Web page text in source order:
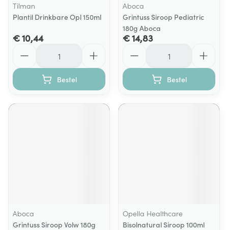
Tilman
Plantil Drinkbare Opl 150ml
€ 10,44
Bestel
Aboca
Grintuss Siroop Pediatric
180g Aboca
€ 14,83
Bestel
Aboca
Grintuss Siroop Volw 180g
Opella Healthcare
Bisolnatural Siroop 100ml